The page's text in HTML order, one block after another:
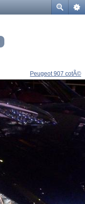
Peugeot 907 cotÃ©